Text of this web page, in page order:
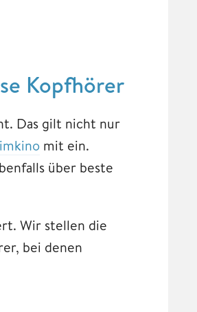
Kopfhörer
Das gilt nicht nur
mit ein.
über beste
Wir stellen die
bei denen